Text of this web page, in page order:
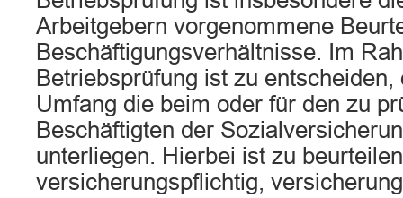
Arbeitgebern vorgenommene
Beschäftigungsverhältnisse. Im
Betriebsprüfung ist zu
Umfang die beim oder für den zu
Beschäftigten der
unterliegen. Hierbei ist zu
versicherungspflichtig,